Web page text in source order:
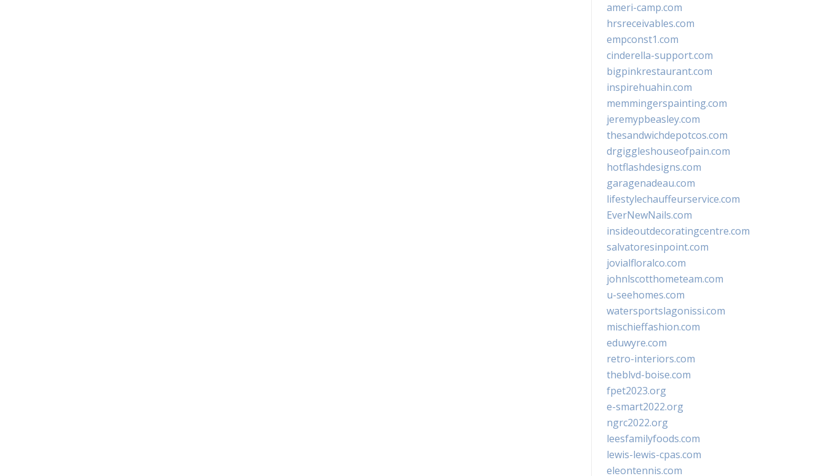
ameri-camp.com
hrsreceivables.com
empconst1.com
cinderella-support.com
bigpinkrestaurant.com
inspirehuahin.com
memmingerspainting.com
jeremypbeasley.com
thesandwichdepotcos.com
drgiggleshouseofpain.com
hotflashdesigns.com
garagenadeau.com
lifestylechauffeurservice.com
EverNewNails.com
insideoutdecoratingcentre.com
salvatoresinpoint.com
jovialfloralco.com
johnlscotthometeam.com
u-seehomes.com
watersportslagonissi.com
mischieffashion.com
eduwyre.com
retro-interiors.com
theblvd-boise.com
fpet2023.org
e-smart2022.org
ngrc2022.org
leesfamilyfoods.com
lewis-lewis-cpas.com
eleontennis.com